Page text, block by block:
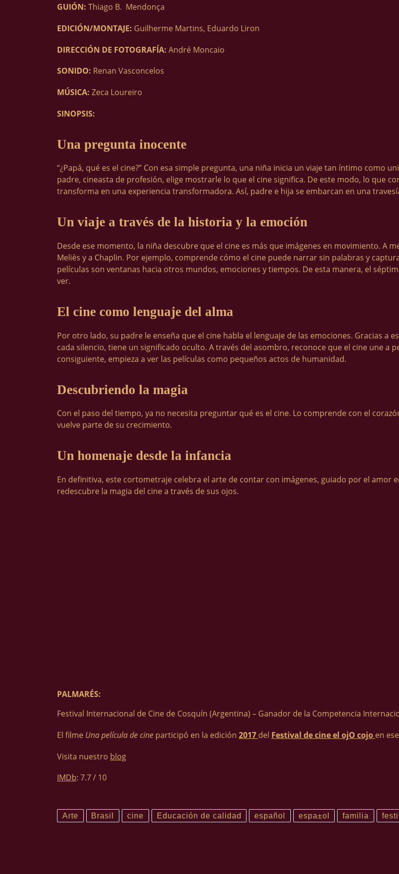
GUIÓN: Thiago B. Mendonça
EDICIÓN/MONTAJE: Guilherme Martins, Eduardo Liron
DIRECCIÓN DE FOTOGRAFÍA: André Moncaio
SONIDO: Renan Vasconcelos
MÚSICA: Zeca Loureiro
SINOPSIS:
Una pregunta inocente
“¿Papá, qué es el cine?” Con esa simple pregunta, una niña inicia un viaje tan íntimo como
padre, cineasta de profesión, elige mostrarle lo que el cine significa. De este modo, lo que
transforma en una experiencia transformadora. Así, padre e hija se embarcan en una
Un viaje a través de la historia y la emoción
Desde ese momento, la niña descubre que el cine es más que imágenes en movimiento. A
Meliès y a Chaplin. Por ejemplo, comprende cómo el cine puede narrar sin palabras y
películas son ventanas hacia otros mundos, emociones y tiempos. De esta manera, el
ver.
El cine como lenguaje del alma
Por otro lado, su padre le enseña que el cine habla el lenguaje de las emociones. Gracias a
cada silencio, tiene un significado oculto. A través del asombro, reconoce que el cine une
consiguiente, empieza a ver las películas como pequeños actos de humanidad.
Descubriendo la magia
Con el paso del tiempo, ya no necesita preguntar qué es el cine. Lo comprende con el
vuelve parte de su crecimiento.
Un homenaje desde la infancia
En definitiva, este cortometraje celebra el arte de contar con imágenes, guiado por el amor
redescubre la magia del cine a través de sus ojos.
PALMARÉS:
Festival Internacional de Cine de Cosquín (Argentina) – Ganador de la Competencia
El filme Una película de cine participó en la edición 2017 del Festival de cine el ojO cojo en
Visita nuestro blog
IMDb: 7.7 / 10
Arte Brasil cine Educación de calidad español espa±ol familia